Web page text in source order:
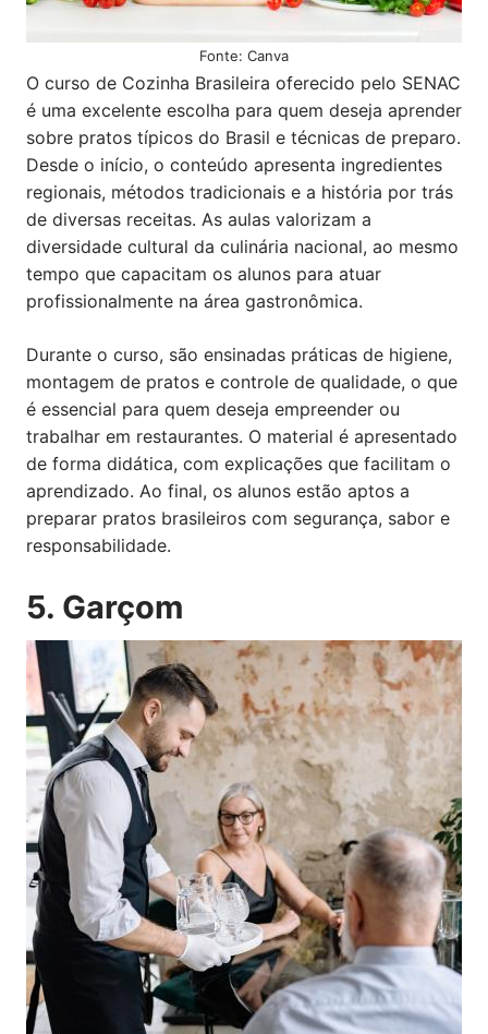
Fonte: Canva
O curso de Cozinha Brasileira oferecido pelo SENAC
é uma excelente escolha para quem deseja aprender
sobre pratos típicos do Brasil e técnicas de preparo.
Desde o início, o conteúdo apresenta ingredientes
regionais, métodos tradicionais e a história por trás
de diversas receitas. As aulas valorizam a
diversidade cultural da culinária nacional, ao mesmo
tempo que capacitam os alunos para atuar
profissionalmente na área gastronômica.
Durante o curso, são ensinadas práticas de higiene,
montagem de pratos e controle de qualidade, o que
é essencial para quem deseja empreender ou
trabalhar em restaurantes. O material é apresentado
de forma didática, com explicações que facilitam o
aprendizado. Ao final, os alunos estão aptos a
preparar pratos brasileiros com segurança, sabor e
responsabilidade.
5. Garçom